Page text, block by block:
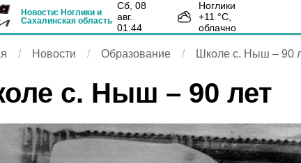
Новости: Ноглики и
Сахалинская область
сб, 08
авг.
01:44
Ноглики
+11 °С,
облачно
Новости Образование Школе с. Ныш – 90
с. Ныш – 90 лет